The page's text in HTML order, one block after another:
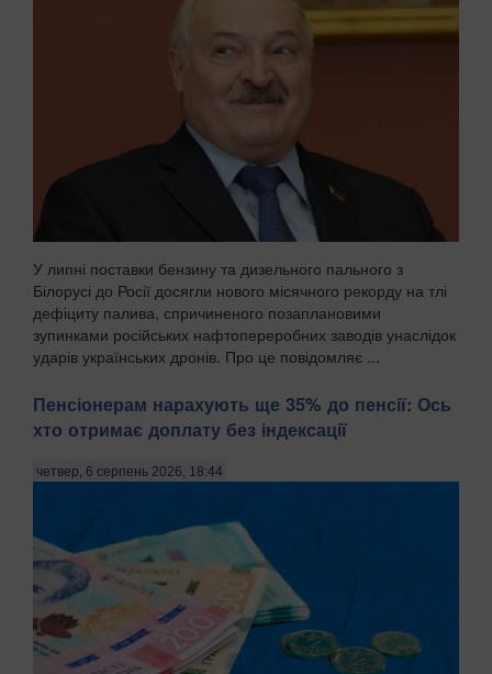
У липні поставки бензину та дизельного пального з
Білорусі до Росії досягли нового місячного рекорду на тлі
дефіциту палива, спричиненого позаплановими
зупинками російських нафтопереробних заводів унаслідок
ударів українських дронів. Про це повідомляє ...
Пенсіонерам нарахують ще 35% до пенсії: Ось
хто отримає доплату без індексації
четвер, 6 серпень 2026, 18:44